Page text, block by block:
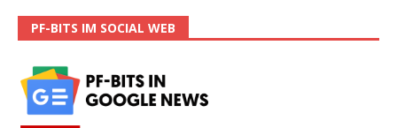
PF-BITS IM SOCIAL WEB